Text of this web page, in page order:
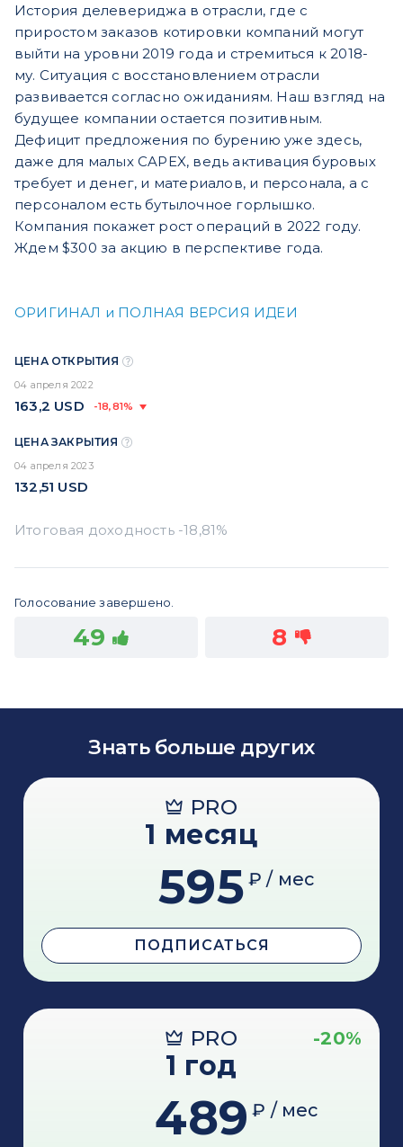
История делевериджа в отрасли, где с
приростом заказов котировки компаний могут
выйти на уровни 2019 года и стремиться к 2018-
му. Ситуация с восстановлением отрасли
развивается согласно ожиданиям. Наш взгляд на
будущее компании остается позитивным.
Дефицит предложения по бурению уже здесь,
даже для малых CAPEX, ведь активация буровых
требует и денег, и материалов, и персонала, а с
персоналом есть бутылочное горлышко.
Компания покажет рост операций в 2022 году.
Ждем $300 за акцию в перспективе года.
ОРИГИНАЛ и ПОЛНАЯ ВЕРСИЯ ИДЕИ
ЦЕНА ОТКРЫТИЯ
04 апреля 2022
163,2 USD -18,81%
ЦЕНА ЗАКРЫТИЯ
04 апреля 2023
132,51 USD
Голосование завершено.
49 8
Знать больше других
PRO
1 месяц
595 ₽ / мес
ПОДПИСАТЬСЯ
PRO -20%
1 год
489 ₽ / мес